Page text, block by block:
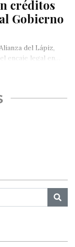
créditos
Gobierno
del Lápiz,
encaje legal en…